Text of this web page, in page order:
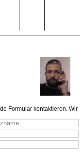
Formular kontaktieren. Wir